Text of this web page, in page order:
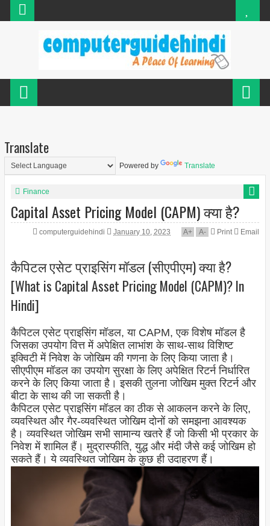
Translate
Powered by Translate
Finance
Capital Asset Pricing Model (CAPM) क्या है?
computerguidehindi January 10, 2023 A+ A- Print Email
कैपिटल एसेट प्राइसिंग मॉडल (सीएपीएम) क्या है?
[What is Capital Asset Pricing Model (CAPM)? In
Hindi]
कैपिटल एसेट प्राइसिंग मॉडल, या CAPM, एक विशेष मॉडल है
जिसका उपयोग वित्त में अपेक्षित लाभांश के साथ-साथ विशिष्ट
इक्विटी में निवेश के जोखिम की गणना के लिए किया जाता है।
सीएपीएम मॉडल का उपयोग सुरक्षा के लिए अपेक्षित रिटर्न निर्धारित
करने के लिए किया जाता है। इसकी तुलना जोखिम मुक्त रिटर्न और
बीटा के साथ की जा सकती है।
कैपिटल एसेट प्राइसिंग मॉडल का ठीक से आकलन करने के लिए,
व्यवस्थित और गैर-व्यवस्थित जोखिम दोनों को समझना आवश्यक
है। व्यवस्थित जोखिम सभी सामान्य खतरे हैं जो किसी भी प्रकार के
निवेश में शामिल हैं। मुद्रास्फीति, युद्ध और मंदी जैसे कई जोखिम हो
सकते हैं। ये व्यवस्थित जोखिम के कुछ ही उदाहरण हैं।